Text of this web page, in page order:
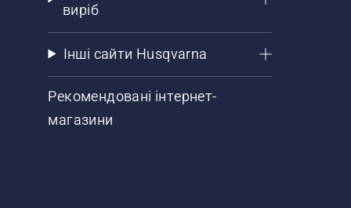
виріб
Інші сайти Husqvarna
Рекомендовані інтернет-
магазини